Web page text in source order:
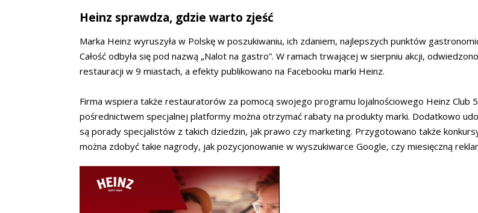
Heinz sprawdza, gdzie warto zjeść
Marka Heinz wyruszyła w Polskę w poszukiwaniu, ich zdaniem, najlepszych punktów
Całość odbyła się pod nazwą „Nalot na gastro”. W ramach trwającej w sierpniu akcji,
restauracji w 9 miastach, a efekty publikowano na Facebooku marki Heinz.
Firma wspiera także restauratorów za pomocą swojego programu lojalnościowego Heinz Club
pośrednictwem specjalnej platformy można otrzymać rabaty na produkty marki. Dodatkowo
są porady specjalistów z takich dziedzin, jak prawo czy marketing. Przygotowano także
można zdobyć takie nagrody, jak pozycjonowanie w wyszukiwarce Google, czy miesięczną